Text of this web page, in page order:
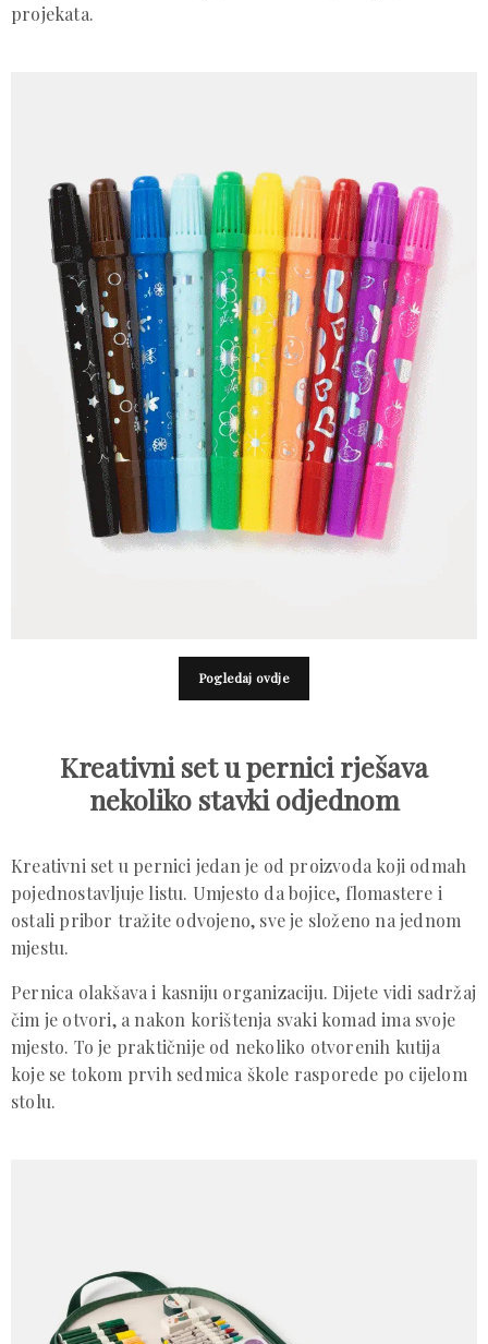
projekata.
Pogledaj ovdje
Kreativni set u pernici rješava
nekoliko stavki odjednom
Kreativni set u pernici jedan je od proizvoda koji odmah
pojednostavljuje listu. Umjesto da bojice, flomastere i
ostali pribor tražite odvojeno, sve je složeno na jednom
mjestu.
Pernica olakšava i kasniju organizaciju. Dijete vidi sadržaj
čim je otvori, a nakon korištenja svaki komad ima svoje
mjesto. To je praktičnije od nekoliko otvorenih kutija
koje se tokom prvih sedmica škole rasporede po cijelom
stolu.